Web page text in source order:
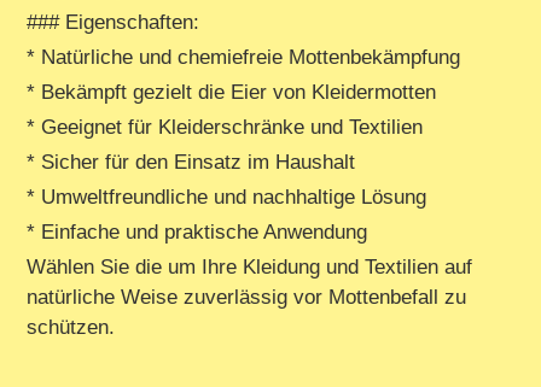
### Eigenschaften:
* Natürliche und chemiefreie Mottenbekämpfung
* Bekämpft gezielt die Eier von Kleidermotten
* Geeignet für Kleiderschränke und Textilien
* Sicher für den Einsatz im Haushalt
* Umweltfreundliche und nachhaltige Lösung
* Einfache und praktische Anwendung
Wählen Sie die um Ihre Kleidung und Textilien auf
natürliche Weise zuverlässig vor Mottenbefall zu
schützen.